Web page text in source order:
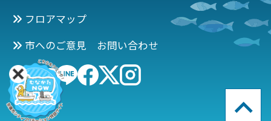
フロアマップ
市へのご意見 お問い合わせ